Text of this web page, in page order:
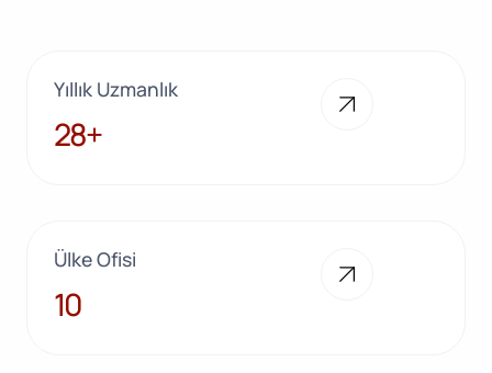
Yıllık Uzmanlık
28+
28+
Ülke Ofisi
10
10